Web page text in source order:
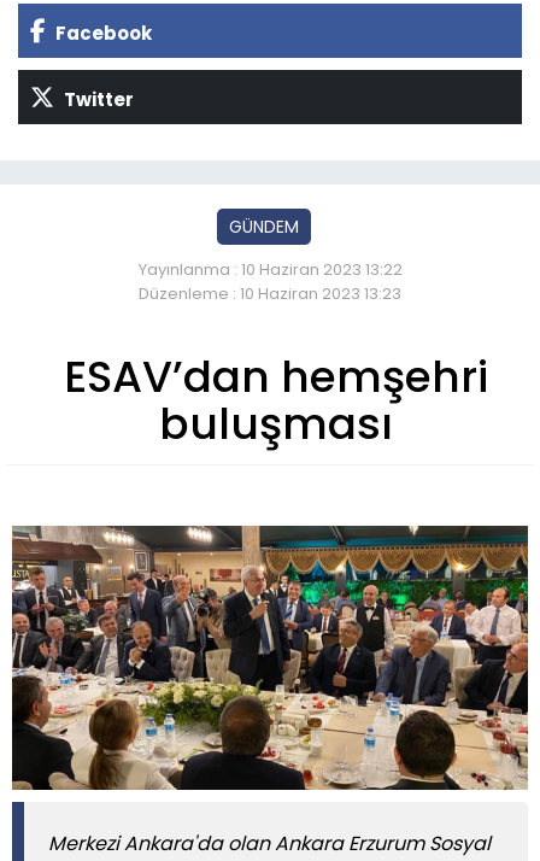
Facebook
Twitter
GÜNDEM
Yayınlanma : 10 Haziran 2023 13:22
Düzenleme : 10 Haziran 2023 13:23
ESAV’dan hemşehri
buluşması
Merkezi Ankara'da olan Ankara Erzurum Sosyal